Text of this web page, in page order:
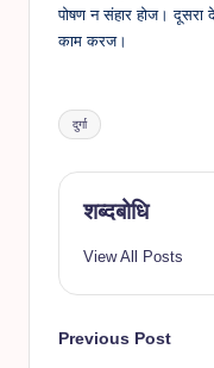
पोषण न संहार होज। दूसरा
काम करज।
Tags:
दुर्गा
शब्दबोधि
View All Posts
Post
Previous Post